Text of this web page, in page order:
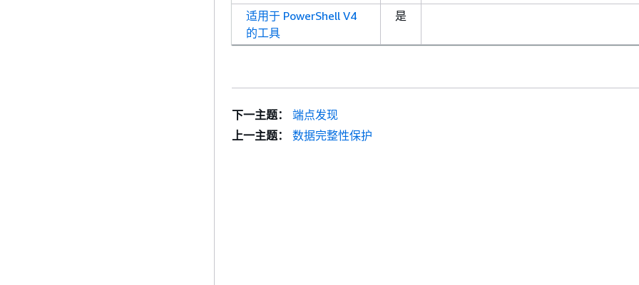
适用于 PowerShell V4
的工具
是
下一主题：
端点发现
上一主题：
数据完整性保护